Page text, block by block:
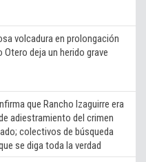
volcadura en prolongación
Otero deja un herido grave
que Rancho Izaguirre era
adiestramiento del crimen
colectivos de búsqueda
se diga toda la verdad